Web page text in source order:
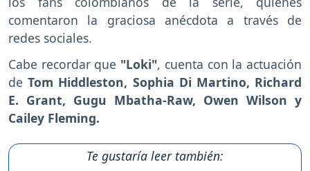
comentaron la graciosa anécdota a través de
redes sociales.
Cabe recordar que "Loki", cuenta con la actuación
de Tom Hiddleston, Sophia Di Martino, Richard
E. Grant, Gugu Mbatha-Raw, Owen Wilson y
Cailey Fleming.
Te gustaría leer también: